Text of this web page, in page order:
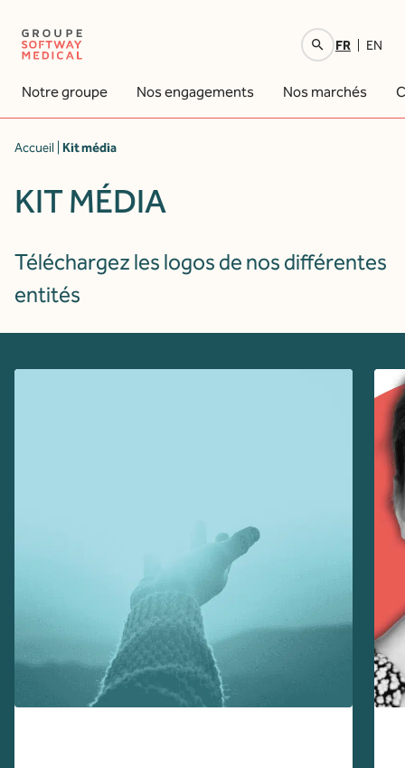
FR EN
Notre groupe Nos engagements Nos marchés
Accueil Kit média
KIT MÉDIA
Téléchargez les logos de nos différentes
entités